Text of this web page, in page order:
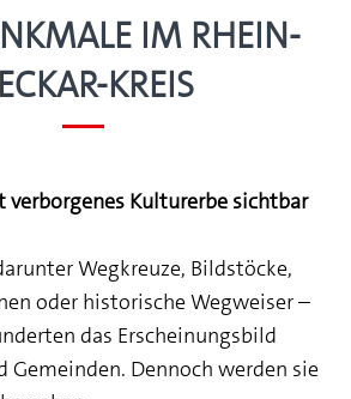
im Rhein-
Kreis
verborgenes Kulturerbe sichtbar
Wegkreuze, Bildstöcke,
oder historische Wegweiser –
das Erscheinungsbild
Gemeinden. Dennoch werden sie